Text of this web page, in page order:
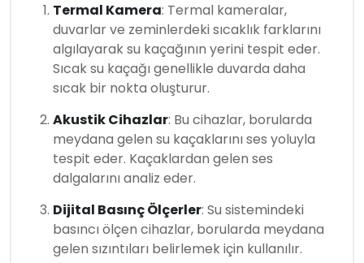
Termal Kamera: Termal kameralar,
duvarlar ve zeminlerdeki sıcaklık farklarını
algılayarak su kaçağının yerini tespit eder.
Sıcak su kaçağı genellikle duvarda daha
sıcak bir nokta oluşturur.
Akustik Cihazlar: Bu cihazlar, borularda
meydana gelen su kaçaklarını ses yoluyla
tespit eder. Kaçaklardan gelen ses
dalgalarını analiz eder.
Dijital Basınç Ölçerler: Su sistemindeki
basıncı ölçen cihazlar, borularda meydana
gelen sızıntıları belirlemek için kullanılır.